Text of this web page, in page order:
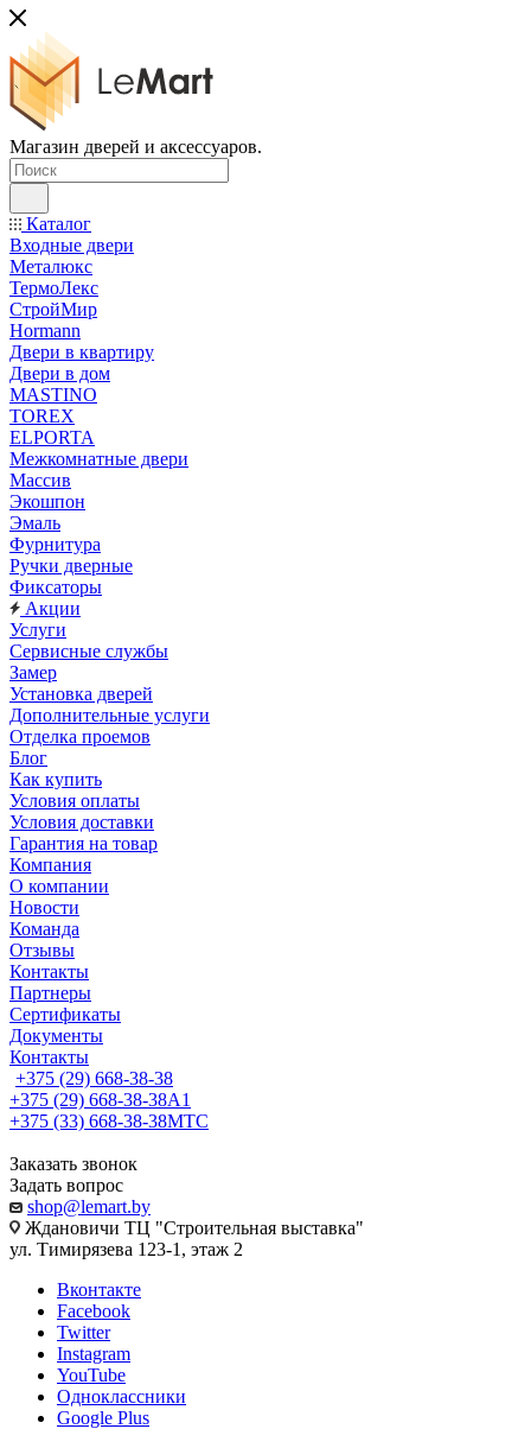
Магазин дверей и аксессуаров.
Каталог
Входные двери
Металюкс
ТермоЛекс
СтройМир
Hormann
Двери в квартиру
Двери в дом
MASTINO
TOREX
ELPORTA
Межкомнатные двери
Массив
Экошпон
Эмаль
Фурнитура
Ручки дверные
Фиксаторы
Акции
Услуги
Сервисные службы
Замер
Установка дверей
Дополнительные услуги
Отделка проемов
Блог
Как купить
Условия оплаты
Условия доставки
Гарантия на товар
Компания
О компании
Новости
Команда
Отзывы
Контакты
Партнеры
Сертификаты
Документы
Контакты
+375 (29) 668-38-38
+375 (29) 668-38-38A1
+375 (33) 668-38-38МТС
Заказать звонок
Задать вопрос
shop@lemart.by
Ждановичи ТЦ "Строительная выставка"
ул. Тимирязева 123-1, этаж 2
Вконтакте
Facebook
Twitter
Instagram
YouTube
Одноклассники
Google Plus